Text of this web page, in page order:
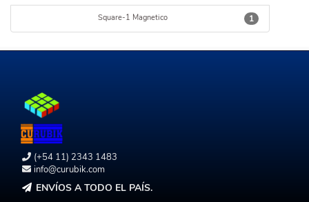
1
Square-1 Magnetico
(+54 11) 2343 1483
info@curubik.com
ENVÍOS A TODO EL PAÍS.